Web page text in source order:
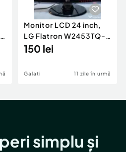
Monitor LCD 24 inch,
LG Flatron W2453TQ-
PF
150 lei
Galati 11 zile în urmă
simplu și